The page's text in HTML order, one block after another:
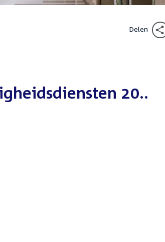
Delen
20..